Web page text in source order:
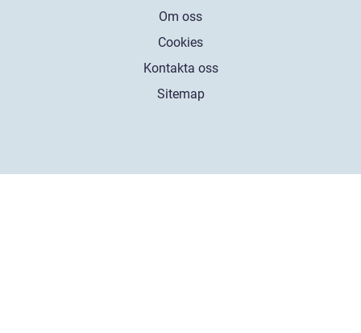
Om oss
Cookies
Kontakta oss
Sitemap